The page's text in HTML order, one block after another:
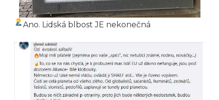
Ano. Lidská blbost JE nekonečná